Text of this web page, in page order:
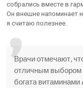
собрались вместе в
Он внешне напоминает
я считаю полезнее.
Врачи отмечают,
отличным выбором
богата витаминами